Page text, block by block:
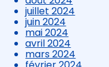
juillet 2024
juin 2024
mai 2024
avril 2024
mars 2024